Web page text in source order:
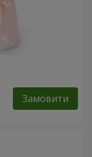
Замовити